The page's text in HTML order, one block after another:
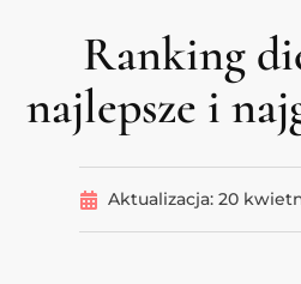
Ranking
najlepsze i
Aktualizacja: 20